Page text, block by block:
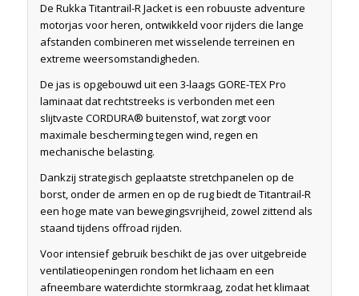
De Rukka Titantrail-R Jacket is een robuuste adventure
motorjas voor heren, ontwikkeld voor rijders die lange
afstanden combineren met wisselende terreinen en
extreme weersomstandigheden.
De jas is opgebouwd uit een 3-laags GORE-TEX Pro
laminaat dat rechtstreeks is verbonden met een
slijtvaste CORDURA® buitenstof, wat zorgt voor
maximale bescherming tegen wind, regen en
mechanische belasting.
Dankzij strategisch geplaatste stretchpanelen op de
borst, onder de armen en op de rug biedt de Titantrail-R
een hoge mate van bewegingsvrijheid, zowel zittend als
staand tijdens offroad rijden.
Voor intensief gebruik beschikt de jas over uitgebreide
ventilatieopeningen rondom het lichaam en een
afneembare waterdichte stormkraag, zodat het klimaat